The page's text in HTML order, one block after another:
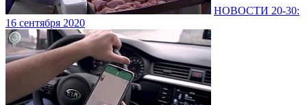
НОВОСТИ 20-30:
16 сентября 2020